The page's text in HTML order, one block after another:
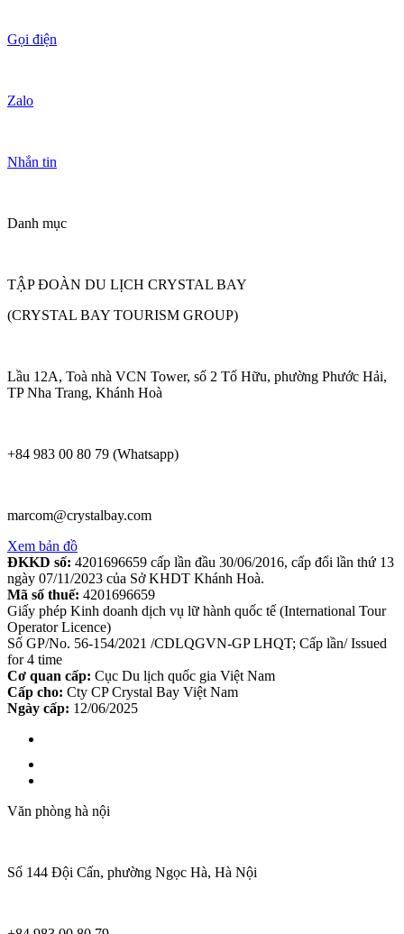
Gọi điện
Zalo
Nhắn tin
Danh mục
TẬP ĐOÀN DU LỊCH CRYSTAL BAY
(CRYSTAL BAY TOURISM GROUP)
Lầu 12A, Toà nhà VCN Tower, số 2 Tố Hữu, phường Phước Hải,
TP Nha Trang, Khánh Hoà
+84 983 00 80 79 (Whatsapp)
marcom@crystalbay.com
Xem bản đồ
ĐKKD số: 4201696659 cấp lần đầu 30/06/2016, cấp đổi lần thứ 13
ngày 07/11/2023 của Sở KHDT Khánh Hoà.
Mã số thuế: 4201696659
Giấy phép Kinh doanh dịch vụ lữ hành quốc tế (International Tour
Operator Licence)
Số GP/No. 56-154/2021 /CDLQGVN-GP LHQT; Cấp lần/ Issued
for 4 time
Cơ quan cấp: Cục Du lịch quốc gia Việt Nam
Cấp cho: Cty CP Crystal Bay Việt Nam
Ngày cấp: 12/06/2025
Văn phòng hà nội
Số 144 Đội Cấn, phường Ngọc Hà, Hà Nội